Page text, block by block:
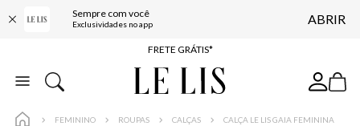
Sempre com você
Exclusividades no app ABRIR
ENTREGA EXPRESSA*
FRETE GRÁTIS*
BAIXE O APP
FEMININO ROUPAS CALÇAS CALÇA LE LIS GAIA FEMININA